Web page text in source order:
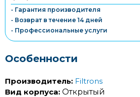
- Гарантия производителя
- Возврат в течение 14 дней
- Профессиональные услуги
Особенности
Производитель: Filtrons
Вид корпуса: Открытый